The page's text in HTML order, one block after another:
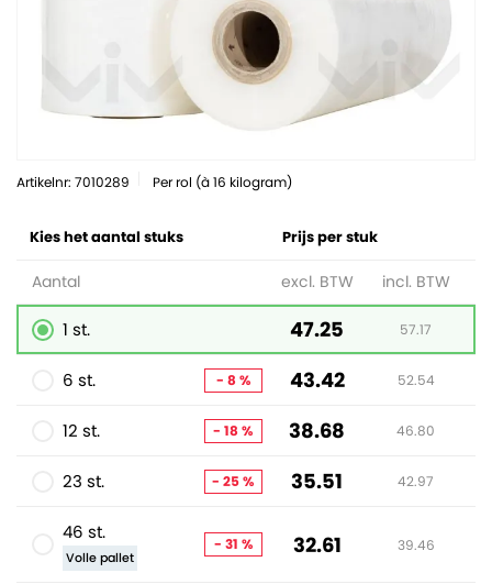
Artikelnr: 7010289 Per rol (à 16 kilogram)
Kies het aantal stuks Prijs per stuk
Aantal excl. BTW incl. BTW
1 st. 47.25 57.17
6 st. - 8 % 43.42 52.54
12 st. - 18 % 38.68 46.80
23 st. - 25 % 35.51 42.97
46 st.
Volle pallet
- 31 % 32.61 39.46